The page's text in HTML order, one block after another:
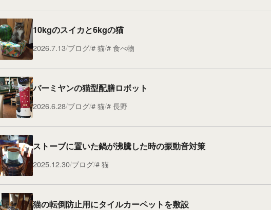
10kgのスイカと6kgの猫
2026.7.13 ブログ 猫 食べ物
バーミヤンの猫型配膳ロボット
2026.6.28 ブログ 猫 長野
ストーブに置いた鍋が沸騰した時の振動音対策
2025.12.30 ブログ 猫
猫の転倒防止用にタイルカーペットを敷設